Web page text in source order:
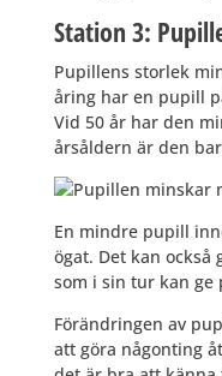
Station 3:
Pupillens storlek
åring har en pupill
Vid 50 år har den
årsåldern är den
En mindre pupill
ögat. Det kan
som i sin tur kan
Förändringen av
att göra någonting